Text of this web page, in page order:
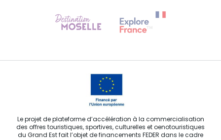
Contactez-nous
Le projet de plateforme d’accélération à la commercialisation
des offres touristiques, sportives, culturelles et oenotouristiques
du Grand Est fait l’objet de financements FEDER dans le cadre